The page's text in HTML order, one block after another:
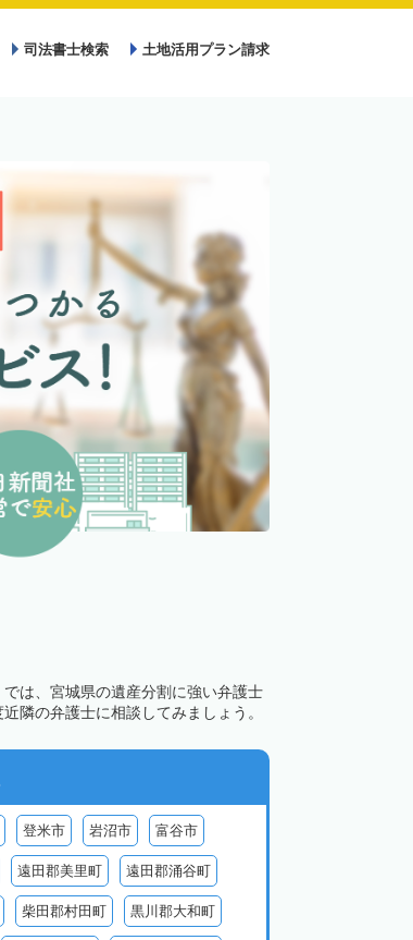
司法書士検索 土地活用プラン請求
は、宮城県の遺産分割に強い弁護士
隣の弁護士に相談してみましょう。
登米市 岩沼市 富谷市
遠田郡美里町 遠田郡涌谷町
柴田郡村田町 黒川郡大和町